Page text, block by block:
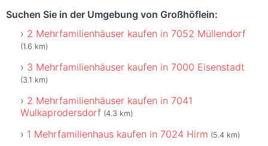
Suchen Sie in der Umgebung von Großhöflein:
2 Mehrfamilienhäuser kaufen in 7052 Müllendorf
(1.6 km)
3 Mehrfamilienhäuser kaufen in 7000 Eisenstadt
(3.1 km)
2 Mehrfamilienhäuser kaufen in 7041
Wulkaprodersdorf (4.3 km)
1 Mehrfamilienhaus kaufen in 7024 Hirm (5.4 km)